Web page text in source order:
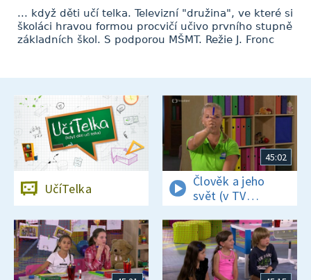
... když děti učí telka. Televizní "družina", ve které si
školáci hravou formou procvičí učivo prvního stupně
základních škol. S podporou MŠMT. Režie J. Fronc
UčíTelka
45:02
Člověk a jeho
svět (v TV
nevysíláno)